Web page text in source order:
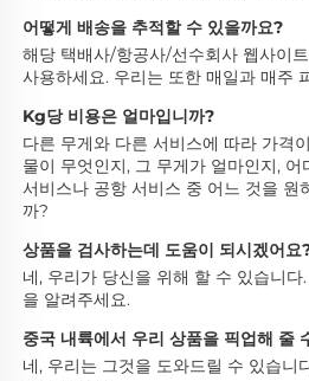
어떻게 배송을 추적할 수 있을까요?
해당 택배사/항공사/선수회사 웹사이
사용하세요. 우리는 또한 매일과 매주
Kg당 비용은 얼마입니까?
다른 무게와 다른 서비스에 따라 가격
물이 무엇인지, 그 무게가 얼마인지,
서비스나 공항 서비스 중 어느 것을 원
까?
상품을 검사하는데 도움이 되시겠어요
네, 우리가 당신을 위해 할 수 있습니
을 알려주세요.
중국 내륙에서 우리 상품을 픽업해 줄
네, 우리는 그것을 도와드릴 수 있습니